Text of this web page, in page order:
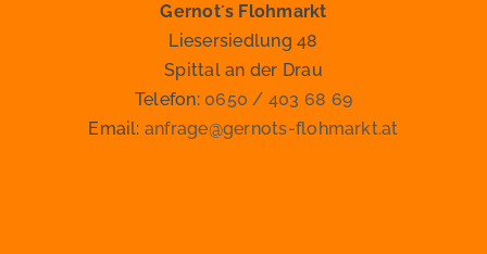
Gernot´s Flohmarkt
Liesersiedlung 48
Spittal an der Drau
Telefon: 0650 / 403 68 69
Email: anfrage@gernots-flohmarkt.at